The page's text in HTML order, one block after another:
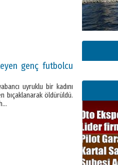
genç futbolcu
uyruklu bir kadını
bıçaklanarak öldürüldü.